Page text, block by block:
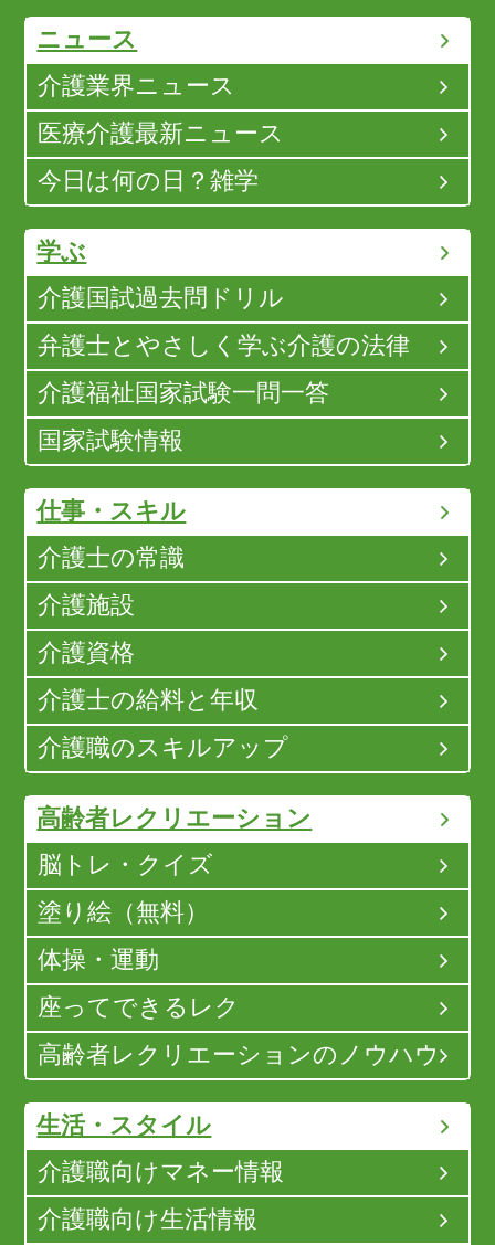
ニュース
介護業界ニュース
医療介護最新ニュース
今日は何の日？雑学
学ぶ
介護国試過去問ドリル
弁護士とやさしく学ぶ介護の法律
介護福祉国家試験一問一答
国家試験情報
仕事・スキル
介護士の常識
介護施設
介護資格
介護士の給料と年収
介護職のスキルアップ
高齢者レクリエーション
脳トレ・クイズ
塗り絵（無料）
体操・運動
座ってできるレク
高齢者レクリエーションのノウハウ
生活・スタイル
介護職向けマネー情報
介護職向け生活情報